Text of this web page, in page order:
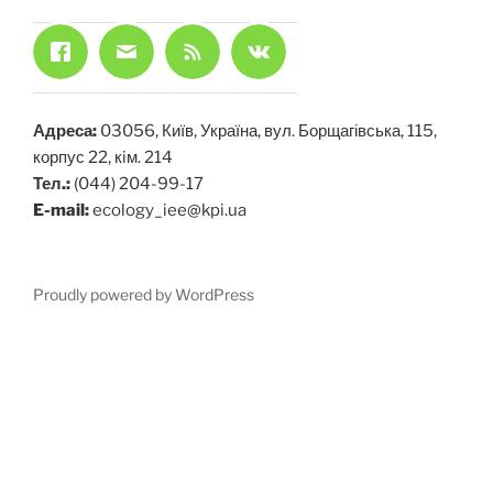
Адреса: 03056, Київ, Україна, вул. Борщагівська, 115,
корпус 22, кiм. 214
Тел.: (044) 204-99-17
E-mail:ecology_iee@kpi.ua
Proudly powered by WordPress